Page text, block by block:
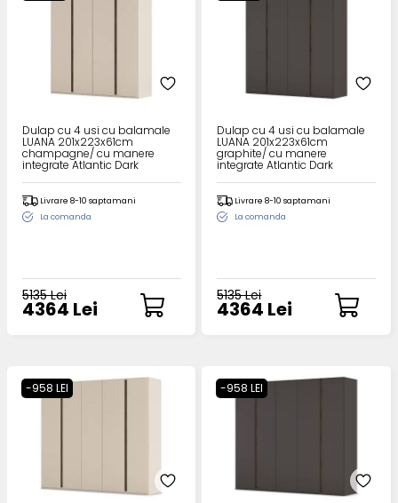
Dulap cu 4 usi cu balamale
LUANA 201x223x61cm
champagne/ cu manere
integrate Atlantic Dark
Livrare 8-10 saptamani
La comanda
5135 Lei
4364 Lei
Dulap cu 4 usi cu balamale
LUANA 201x223x61cm
graphite/ cu manere
integrate Atlantic Dark
Livrare 8-10 saptamani
La comanda
5135 Lei
4364 Lei
-958 LEI -958 LEI